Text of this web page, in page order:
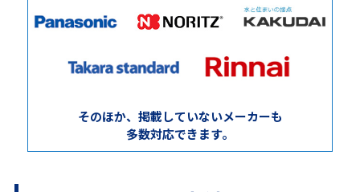
そのほか、掲載していないメーカーも
多数対応できます。